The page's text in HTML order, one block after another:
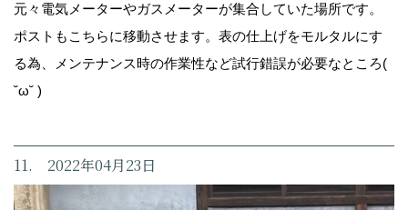
元々電気メーターやガスメーターが集合していた場所です。
ポストもこちらに移動させます。表の仕上げをモルタルにす
る為、メンテナンス時の作業性など試行錯誤が必要なところ(
˘ω˘ )
11. 2022年04月23日